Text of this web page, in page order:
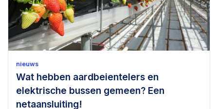
nieuws
Wat hebben aardbeientelers en
elektrische bussen gemeen? Een
netaansluiting!